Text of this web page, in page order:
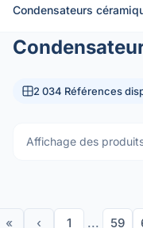
Condensateurs
2 034 Références
Affichage des
« ‹ 1 ... 59